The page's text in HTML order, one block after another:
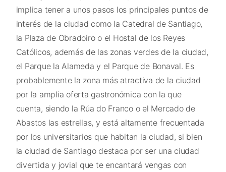
implica tener a unos pasos los principales puntos de
interés de la ciudad como la Catedral de Santiago,
la Plaza de Obradoiro o el Hostal de los Reyes
Católicos, además de las zonas verdes de la ciudad,
el Parque la Alameda y el Parque de Bonaval. Es
probablemente la zona más atractiva de la ciudad
por la amplia oferta gastronómica con la que
cuenta, siendo la Rúa do Franco o el Mercado de
Abastos las estrellas, y está altamente frecuentada
por los universitarios que habitan la ciudad, si bien
la ciudad de Santiago destaca por ser una ciudad
divertida y jovial que te encantará vengas con